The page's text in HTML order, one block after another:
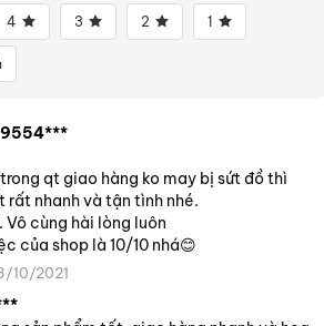
4 3 2 1
qt giao hàng ko may bị sứt đồ thì
rất nhanh và tận tình nhé.
Vô cùng hài lòng luôn
của shop là 10/10 nhá😊
10/2021